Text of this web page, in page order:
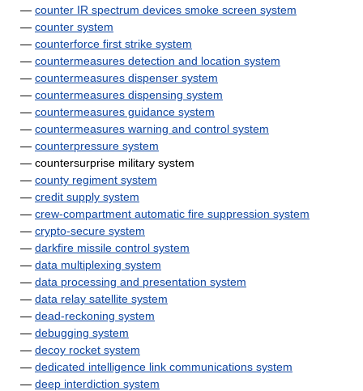
— counter IR spectrum devices smoke screen system
— counter system
— counterforce first strike system
— countermeasures detection and location system
— countermeasures dispenser system
— countermeasures dispensing system
— countermeasures guidance system
— countermeasures warning and control system
— counterpressure system
— countersurprise military system
— county regiment system
— credit supply system
— crew-compartment automatic fire suppression system
— crypto-secure system
— darkfire missile control system
— data multiplexing system
— data processing and presentation system
— data relay satellite system
— dead-reckoning system
— debugging system
— decoy rocket system
— dedicated intelligence link communications system
— deep interdiction system